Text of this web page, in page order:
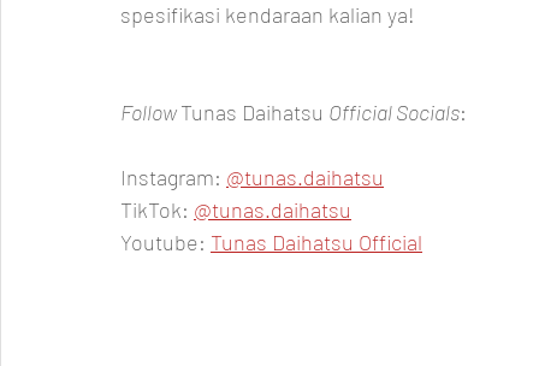
spesifikasi kendaraan kalian ya!
Follow Tunas Daihatsu Official Socials:
Instagram: @tunas.daihatsu
TikTok: @tunas.daihatsu
Youtube: Tunas Daihatsu Official